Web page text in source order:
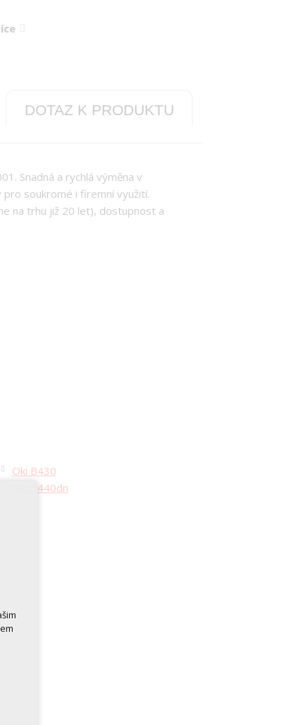
DOTAZ K PRODUKTU
Snadná a rychlá výměna v
soukromé i firemní využití.
na trhu již 20 let), dostupnost a
Oki B430
Oki B440dn